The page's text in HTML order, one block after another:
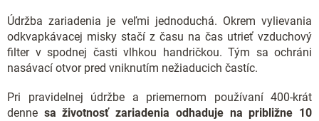
Údržba zariadenia je veľmi jednoduchá. Okrem vylievania
odkvapkávacej misky stačí z času na čas utrieť vzduchový
filter v spodnej časti vlhkou handričkou. Tým sa ochráni
nasávací otvor pred vniknutím nežiaducich častíc.
Pri pravidelnej údržbe a priemernom používaní 400-krát
denne sa životnosť zariadenia odhaduje na približne 10